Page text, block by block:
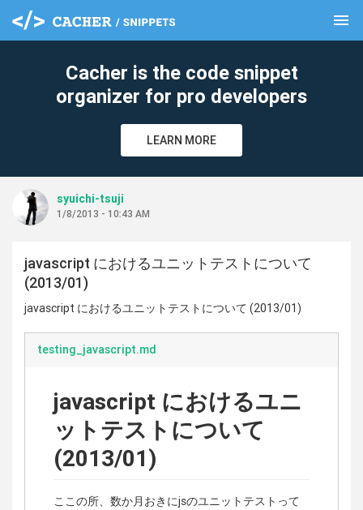
menu
Cacher is the code snippet
organizer for pro developers
LEARN MORE
syuichi-tsuji
1/8/2013 - 10:43 AM
javascript におけるユニットテストについて
(2013/01)
javascript におけるユニットテストについて (2013/01)
testing_javascript.md
javascript におけるユニ
ットテストについて
(2013/01)
ここの所、数か月おきにjsのユニットテストって
clear